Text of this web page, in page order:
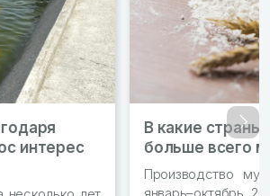
Казахстан экспортирует
муки?
в стране выросло на 1% За